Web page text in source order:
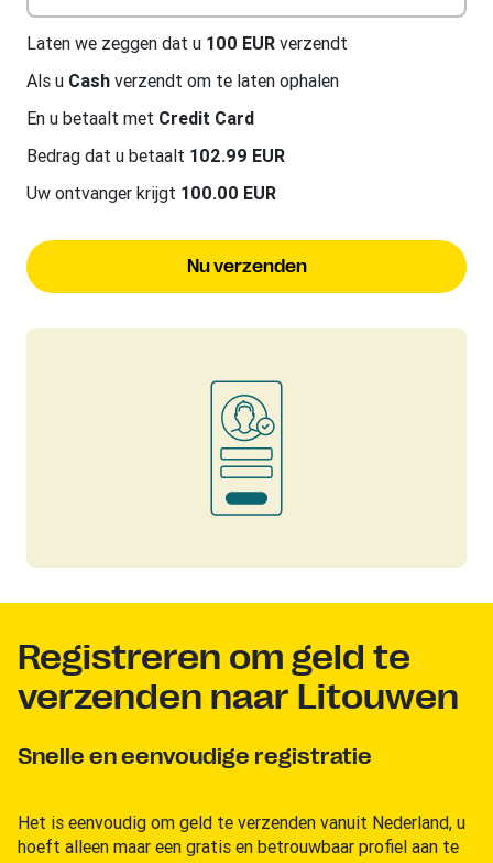
Laten we zeggen dat u 100 EUR verzendt
Als u Cash verzendt om te laten ophalen
En u betaalt met Credit Card
Bedrag dat u betaalt 102.99 EUR
Uw ontvanger krijgt 100.00 EUR
Nu verzenden
Registreren om geld te
verzenden naar Litouwen
Snelle en eenvoudige registratie
Het is eenvoudig om geld te verzenden vanuit Nederland, u
hoeft alleen maar een gratis en betrouwbaar profiel aan te